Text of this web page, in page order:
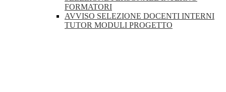
FORMATORI
AVVISO SELEZIONE DOCENTI INTERNI
TUTOR MODULI PROGETTO